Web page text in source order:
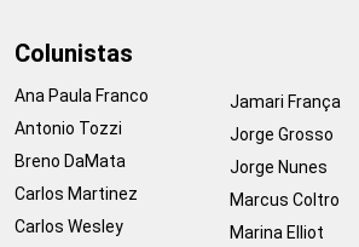
Colunistas
Ana Paula Franco
Antonio Tozzi
Breno DaMata
Carlos Martinez
Carlos Wesley
Jamari França
Jorge Grosso
Jorge Nunes
Marcus Coltro
Marina Elliot